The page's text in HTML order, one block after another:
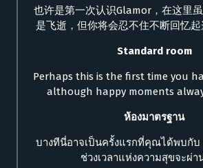
也许是第一次认识Glamor，在这里
是飞逝，但你将会忍不住不断回忆起
Standard room
Perhaps this is the first time you
although happy moments
ห้องมาตรฐาน
บางทีนี่อาจเป็นครั้งแรกที่คุณได้พบกับ
ช่วงเวลาแห่งความสุขจะผ่า